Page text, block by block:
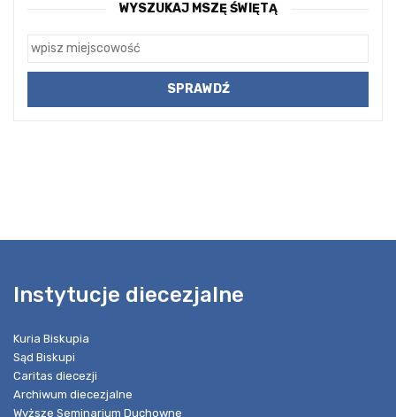
WYSZUKAJ MSZĘ ŚWIĘTĄ
Instytucje diecezjalne
Kuria Biskupia
Sąd Biskupi
Caritas diecezji
Archiwum diecezjalne
Wyższe Seminarium Duchowne